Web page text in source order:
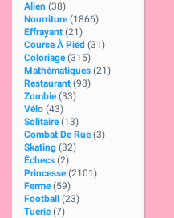
Alien (38)
Nourriture (1866)
Effrayant (21)
Course À Pied (31)
Coloriage (315)
Mathématiques (21)
Restaurant (98)
Zombie (33)
Vélo (43)
Solitaire (13)
Combat De Rue (3)
Skating (32)
Échecs (2)
Princesse (2101)
Ferme (59)
Football
(23)
Tuerie (7)